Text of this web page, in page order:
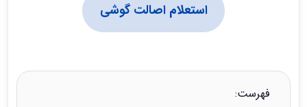
استعلام اصالت گوشی
فهرست: